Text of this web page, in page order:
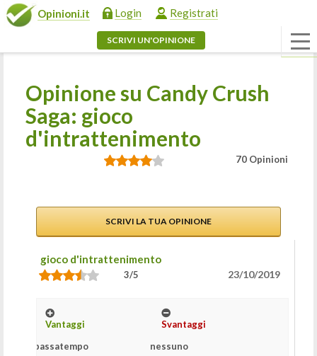
Opinioni.it Login Registrati
SCRIVI UN'OPINIONE
Opinione su Candy Crush
Saga: gioco
d'intrattenimento
70 Opinioni
SCRIVI LA TUA OPINIONE
gioco d'intrattenimento
3/5 23/10/2019
Vantaggi
passatempo
Svantaggi
nessuno